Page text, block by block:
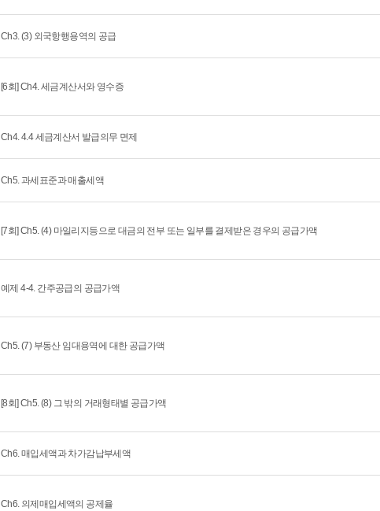
Ch3. (3) 외국항행용역의 공급
[6회] Ch4. 세금계산서와 영수증
Ch4. 4.4 세금계산서 발급의무 면제
Ch5. 과세표준과 매출세액
[7회] Ch5. (4) 마일리지등으로 대금의 전부 또는 일부를 결제받은 경우의 공급가액
예제 4-4. 간주공급의 공급가액
Ch5. (7) 부동산 임대용역에 대한 공급가액
[8회] Ch5. (8) 그 밖의 거래형태별 공급가액
Ch6. 매입세액과 차가감납부세액
Ch6. 의제매입세액의 공제율